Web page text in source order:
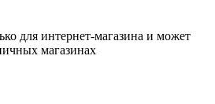
для интернет-магазина и может
магазинах